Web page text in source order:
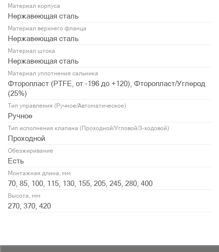
Материал корпуса
Нержавеющая сталь
Материал верхнего фланца
Нержавеющая сталь
Материал штока
Нержавеющая сталь
Материал уплотнения сальника
Фторопласт (PTFE, от -196 до +120), Фторопласт/Углерод
(25%)
Тип управления (Ручное/Автоматическое)
Ручное
Тип исполнения клапана (Проходной/Угловой/3-ходовой)
Проходной
Обезжиривание
Есть
Монтажная длина, мм
70, 85, 100, 115, 130, 155, 205, 245, 280, 400
Высота, мм
270, 370, 420